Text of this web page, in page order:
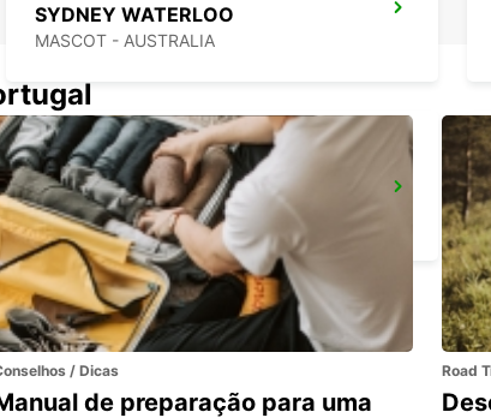
SYDNEY WATERLOO
MASCOT - AUSTRALIA
SYDNEY ARTARMON
ARTARMON - AUSTRALIA
/ Dicas
de preparação para uma
Road